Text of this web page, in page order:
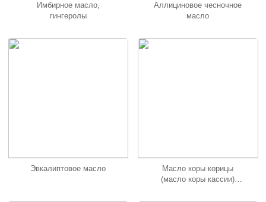
Имбирное масло,
гингеролы
Аллициновое чесночное
масло
Эвкалиптовое масло
Масло коры корицы
(масло коры кассии)